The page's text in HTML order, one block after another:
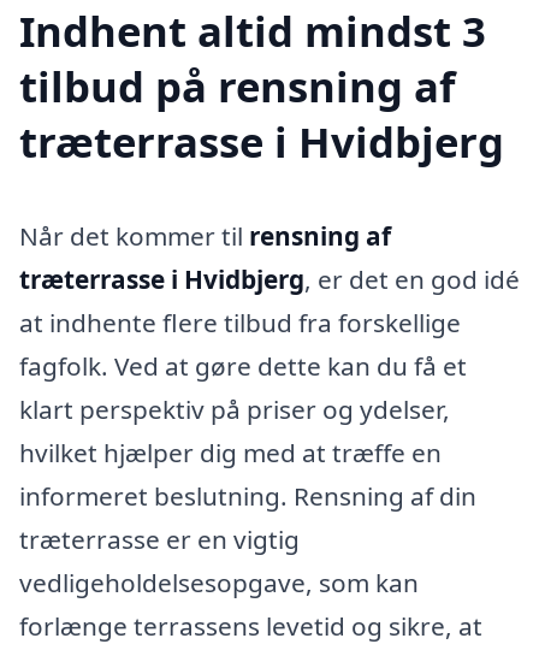
Indhent altid mindst 3
tilbud på rensning af
træterrasse i Hvidbjerg
Når det kommer til rensning af
træterrasse i Hvidbjerg, er det en god idé
at indhente flere tilbud fra forskellige
fagfolk. Ved at gøre dette kan du få et
klart perspektiv på priser og ydelser,
hvilket hjælper dig med at træffe en
informeret beslutning. Rensning af din
træterrasse er en vigtig
vedligeholdelsesopgave, som kan
forlænge terrassens levetid og sikre, at